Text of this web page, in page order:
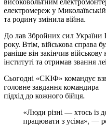
високовольтним
електромереж у
та родину змінила війна.
До лав Збройних сил України
року. Втім, військова справа
раніше він закінчив
інституті та отримав звання
Сьогодні «СКІФ» командує
головне завдання командира
підхід до кожного бійця.
«Люди різні — хтось із
працювати з усіма», —